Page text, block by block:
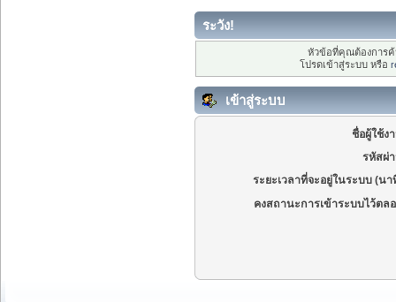
ระวัง!
หัวข้อที่คุณต้องการ
โปรดเข้าสู่ระบบ หรือ
เข้าสู่ระบบ
ชื่อผู้ใช้ง
รหัสผ่
ระยะเวลาที่จะอยู่ในระบบ (นา
คงสถานะการเข้าระบบไว้ตล